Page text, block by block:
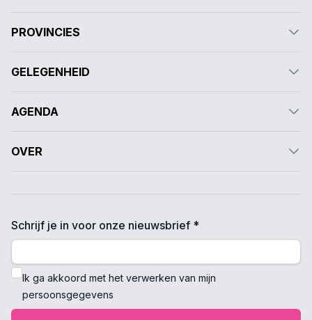
PROVINCIES
GELEGENHEID
AGENDA
OVER
Schrijf je in voor onze nieuwsbrief *
Ik ga akkoord met het verwerken van mijn
persoonsgegevens